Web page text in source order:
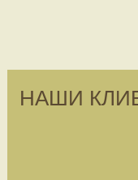
НАШИ